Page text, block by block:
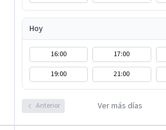
Hoy
16:00 17:00
19:00
21:00
Anterior Ver más días